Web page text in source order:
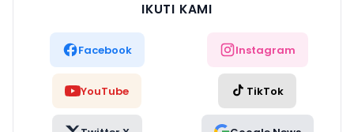
IKUTI KAMI
Facebook Instagram
YouTube TikTok